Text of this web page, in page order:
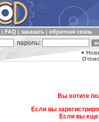
FAQ заказать обратная связь
пароль:
Вы хотите
Если вы
Если вы еще